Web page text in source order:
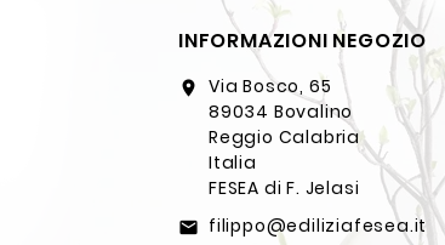
INFORMAZIONI NEGOZIO
location_on
Via Bosco, 65
89034 Bovalino
Reggio Calabria
Italia
FESEA di F. Jelasi
email filippo@ediliziafesea.it